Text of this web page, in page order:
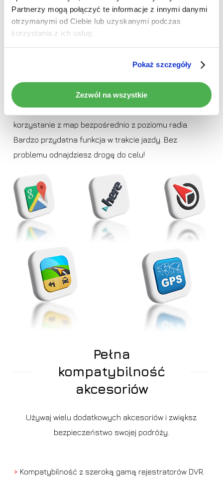
Partnerzy mogą połączyć te informacje z innymi danymi
otrzymanymi od Ciebie lub uzyskanymi podczas
korzystania z ich usług.
Pokaż szczegóły
Zezwól na wszystkie
>Wbudowana nawigacja Google Maps z mapami
Możliwość pobrania dowolnej aplikacji nawigacyjnej
dostępnej na system Android.
W zestawie dołączony moduł GPS pozwalający
korzystanie z map bezpośrednio z poziomu radia.
Bardzo przydatna funkcja w trakcie jazdy. Bez
problemu odnajdziesz drogę do celu!
Pełna
kompatybilność
akcesoriów
Używaj wielu dodatkowych akcesoriów i zwiększ
bezpieczeństwo swojej podróży.
> Kompatybilność z szeroką gamą rejestratorów DVR.